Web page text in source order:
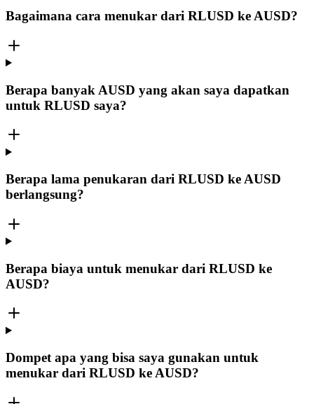
Bagaimana cara menukar dari RLUSD ke AUSD?
Berapa banyak AUSD yang akan saya dapatkan
untuk RLUSD saya?
Berapa lama penukaran dari RLUSD ke AUSD
berlangsung?
Berapa biaya untuk menukar dari RLUSD ke
AUSD?
Dompet apa yang bisa saya gunakan untuk
menukar dari RLUSD ke AUSD?